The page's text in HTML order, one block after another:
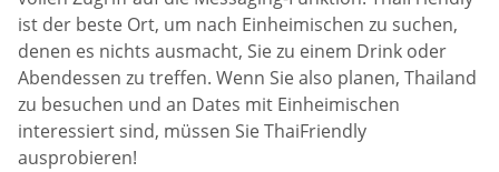
ist der beste Ort, um nach Einheimischen zu suchen,
denen es nichts ausmacht, Sie zu einem Drink oder
Abendessen zu treffen. Wenn Sie also planen, Thailand
zu besuchen und an Dates mit Einheimischen
interessiert sind, müssen Sie ThaiFriendly
ausprobieren!